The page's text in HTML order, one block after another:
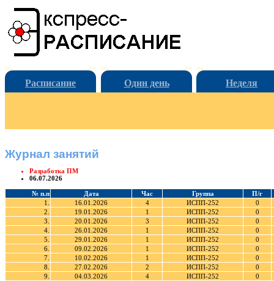
Расписание Один день Неделя
Журнал занятий
Разработка ПМ
06.07.2026
№ п.п Дата Час Группа
П/г
1.
16.01.2026 4 ИСПП-252
0
2.
19.01.2026 1 ИСПП-252
0
3.
20.01.2026 3 ИСПП-252
0
4.
26.01.2026 1 ИСПП-252
0
5.
29.01.2026 1 ИСПП-252
0
6.
09.02.2026 1 ИСПП-252
0
7.
10.02.2026 1 ИСПП-252
0
8.
27.02.2026 2 ИСПП-252
0
9.
04.03.2026 4 ИСПП-252
0